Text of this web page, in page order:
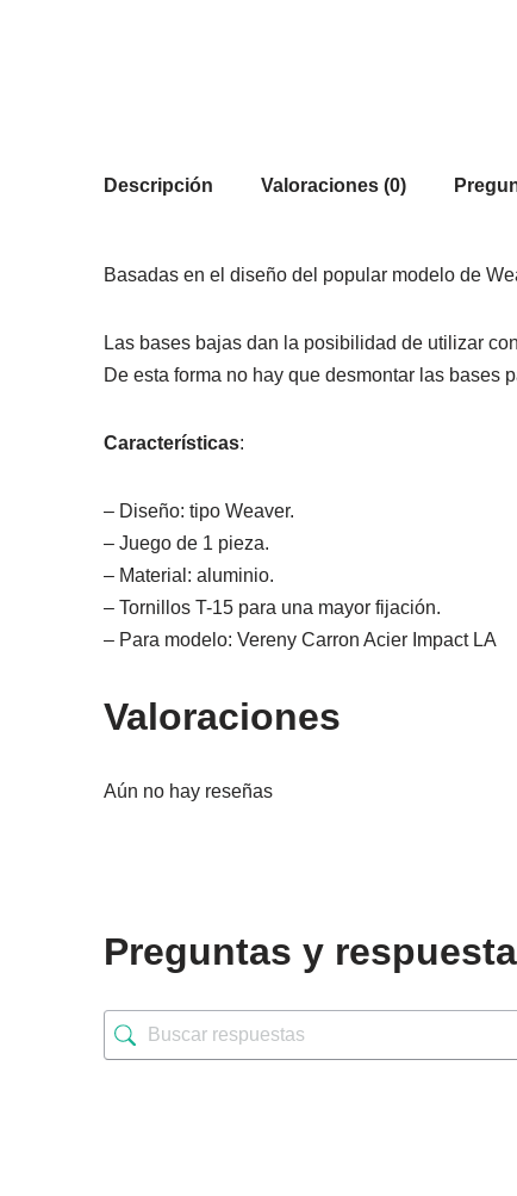
Descripción Valoraciones (0)
Basadas en el diseño del popular modelo de
Las bases bajas dan la posibilidad de utilizar
De esta forma no hay que desmontar las bases
Características:
– Diseño: tipo Weaver.
– Juego de 1 pieza.
– Material: aluminio.
– Tornillos T-15 para una mayor fijación.
– Para modelo: Vereny Carron Acier Impact LA
Valoraciones
Aún no hay reseñas
Preguntas y